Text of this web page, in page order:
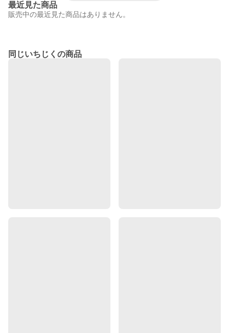
最近見た商品
販売中の最近見た商品はありません。
同じいちじくの商品